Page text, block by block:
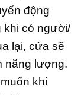
động
khi có người/
lại, cửa sẽ
năng lượng.
khi